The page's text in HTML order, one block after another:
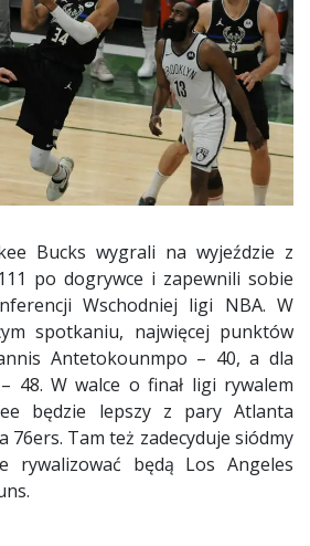
Bucks wygrali na wyjeździe z
po dogrywce i zapewnili sobie
Wschodniej ligi NBA. W
spotkaniu, najwięcej punktów
Antetokounmpo – 40, a dla
48. W walce o finał ligi rywalem
będzie lepszy z pary Atlanta
76ers. Tam też zadecyduje siódmy
rywalizować będą Los Angeles